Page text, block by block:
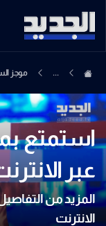
... موجز
استمتع
عبر
المزيد من
الانترنت